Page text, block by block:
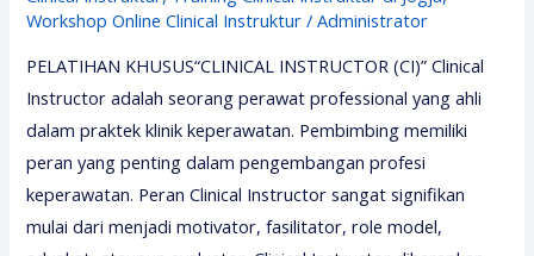
Workshop Online Clinical Instruktur /Administrator
PELATIHAN KHUSUS“CLINICAL INSTRUCTOR (CI)” Clinical
Instructor adalah seorang perawat professional yang ahli
dalam praktek klinik keperawatan. Pembimbing memiliki
peran yang penting dalam pengembangan profesi
keperawatan. Peran Clinical Instructor sangat signifikan
mulai dari menjadi motivator, fasilitator, role model,